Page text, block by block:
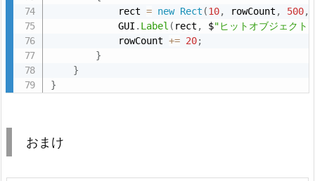
            rect
= new Rect (10, rowCount , 500,
            GUI
. Label ( rect , $"ヒットオブジェ
            rowCount
+= 20;
}
}
}
おまけ